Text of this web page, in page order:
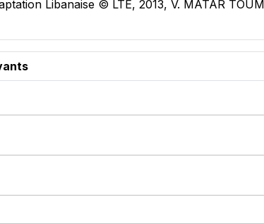
Libanaise © LTE, 2013, V. MATAR